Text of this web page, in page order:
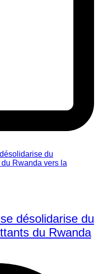
désolidarise du
du Rwanda